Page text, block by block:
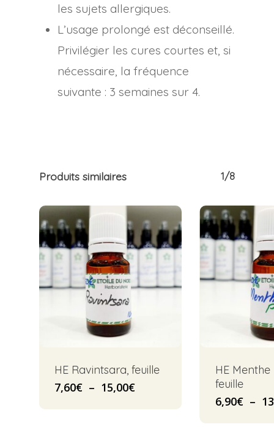
les sujets allergiques.
L’usage prolongé est déconseillé.
Privilégier les cures courtes et, si
nécessaire, la fréquence
suivante : 3 semaines sur 4.
Produits similaires 1/8
HE Ravintsara, feuille
7,60€ – 15,00€Plage
HE
feuille
6,90€ –